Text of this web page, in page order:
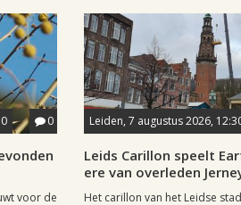
0
voor de
Leiden, 7 augustus 2026,
Leids Carillon speelt
ere van overleden
Het carillon van het Leidse